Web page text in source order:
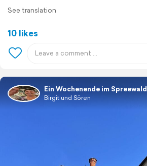
See translation
10 likes
Ein Wochenende im Spreewald
Birgit und Sören